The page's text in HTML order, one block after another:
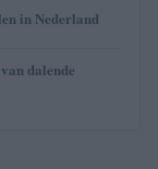
in Nederland
dalende